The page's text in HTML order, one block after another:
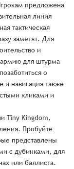
предложена
линия
тактическая
заметят. Для
и
армию для штурма
о
и навигация также
кликами и
Tiny Kingdom,
Пробуйте
представлены
с дубинками, для
или баллиста.